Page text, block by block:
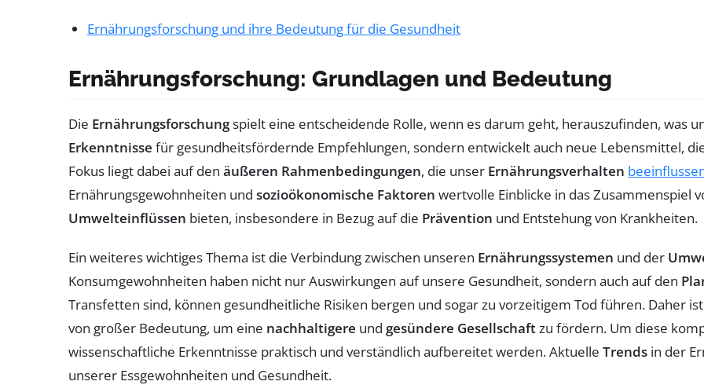
Ernährungsforschung und ihre Bedeutung für die Gesundheit
Ernährungsforschung: Grundlagen und Bedeutung
Die Ernährungsforschungspielt eine entscheidende Rolle, wenn es darum geht, herauszufinden, was
Erkenntnisse für gesundheitsfördernde Empfehlungen, sondern entwickelt auch neue Lebensmittel,
Fokus liegt dabei auf den äußeren Rahmenbedingungen, die unser Ernährungsverhalten
Ernährungsgewohnheiten und sozioökonomische Faktoren wertvolle Einblicke in das Zusammenspiel
Umwelteinflüssen bieten, insbesondere in Bezug auf die Prävention und Entstehung von Krankheiten.
Ein weiteres wichtiges Thema ist die Verbindung zwischen unseren Ernährungssystemen und der
Konsumgewohnheiten haben nicht nur Auswirkungen auf unsere Gesundheit, sondern auch auf den
Transfetten sind, können gesundheitliche Risiken bergen und sogar zu vorzeitigem Tod führen. Daher
von großer Bedeutung, um eine nachhaltigere und gesündere Gesellschaftzu fördern. Um diese
wissenschaftliche Erkenntnisse praktisch und verständlich aufbereitet werden. Aktuelle Trends in der
unserer Essgewohnheiten und Gesundheit.